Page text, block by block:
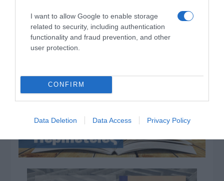
I want to allow Google to enable storage
related to security, including authentication
functionality and fraud prevention, and other
user protection.
CONFIRM
Data Deletion Data Access Privacy Policy
Προβληματίζει το κύμα φυγής των συνταξιούχων
Αντίστροφη μέτρηση για το Μπέρμιγχαμ 2026:
ΤΟ ΒΙΒΛΙΟ ΣΤΟ “Π”